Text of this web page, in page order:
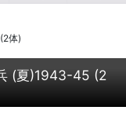
体)
(夏)1943-45 (2